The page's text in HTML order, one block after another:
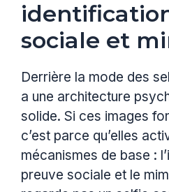
sociale et
Derrière la mode des
a une architecture
solide. Si ces images
c’est parce qu’elles
mécanismes de base :
preuve sociale et le